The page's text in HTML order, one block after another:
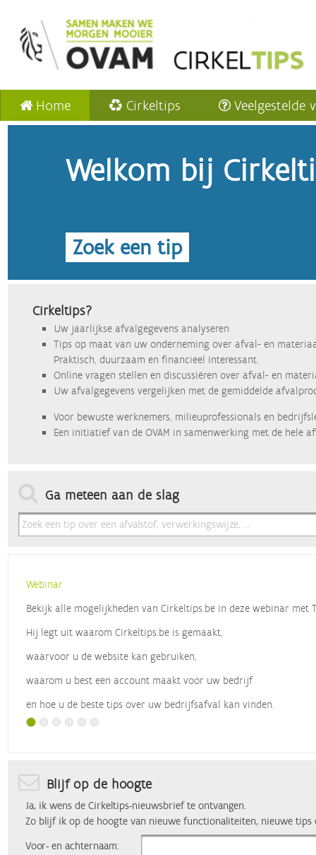
Home Cirkeltips Veelgestelde
Welkom bij
Zoek een tip
Cirkeltips?
Uw jaarlijkse afvalgegevens analyseren
Tips op maat van uw onderneming over afval- en
Praktisch, duurzaam en financieel interessant.
Online vragen stellen en discussiëren over afval- en
Uw afvalgegevens vergelijken met de gemiddelde
Voor bewuste werknemers, milieuprofessionals en
Een initiatief van de OVAM in samenwerking met de hele
Ga meteen aan de slag
Webinar
Bekijk alle mogelijkheden van Cirkeltips.be in deze webinar met
Hij legt uit waarom Cirkeltips.be is gemaakt,
waarvoor u de website kan gebruiken,
waarom u best een account maakt voor uw bedrijf
en hoe u de beste tips over uw bedrijfsafval kan vinden.
Blijf op de hoogte
Ja, ik wens de Cirkeltips-nieuwsbrief te ontvangen.
Zo blijf ik op de hoogte van nieuwe functionaliteiten, nieuwe tips
Voor- en achternaam: